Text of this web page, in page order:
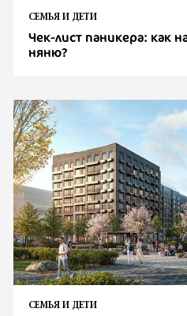
СЕМЬЯ И ДЕТИ
Чек-лист паникера: как
няню?
СЕМЬЯ И ДЕТИ